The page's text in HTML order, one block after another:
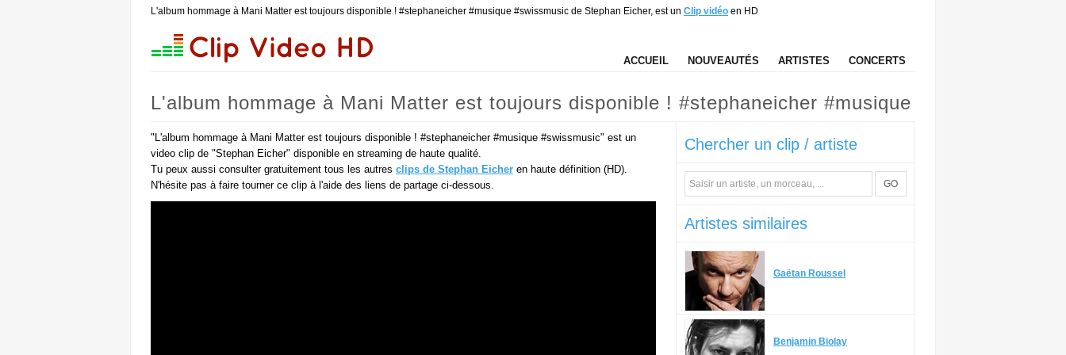
L'album hommage à Mani Matter est toujours disponible ! #stephaneicher #musique #swissmusic de Stephan Eicher, est un Clip vidéo en HD
ACCUEIL NOUVEAUTÉS ARTISTES CONCERTS
L'album hommage à Mani Matter est toujours disponible ! #stephaneicher #musique
#swissmusic (Stephan Eicher)
"L'album hommage à Mani Matter est toujours disponible ! #stephaneicher #musique #swissmusic" est un
video clip de "Stephan Eicher" disponible en streaming de haute qualité.
Tu peux aussi consulter gratuitement tous les autres clips de Stephan Eicher en haute définition (HD).
N'hésite pas à faire tourner ce clip à l'aide des liens de partage ci-dessous.
Chercher un clip / artiste
GO
Artistes similaires
Gaëtan Roussel
Benjamin Biolay